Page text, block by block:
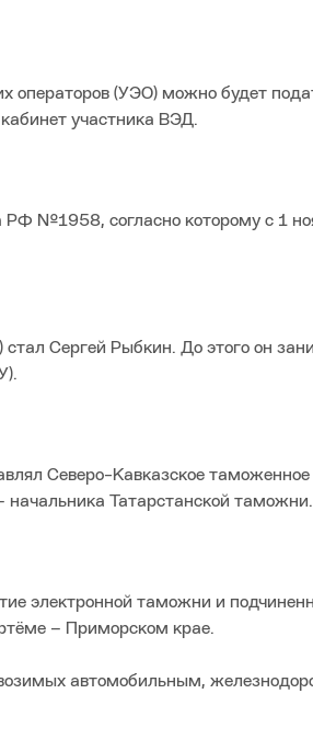
операторов (УЭО) можно будет
личный кабинет
РФ №1958, согласно которому с 1
Сергей Рыбкин. До этого он
управлении
Северо-Кавказское таможенное
– начальника Татарстанской
электронной таможни и
– Приморском крае.
автомобильным,